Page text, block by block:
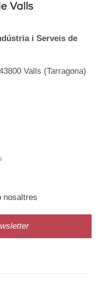
i Serveis de
Valls (Tarragona)
nosaltres